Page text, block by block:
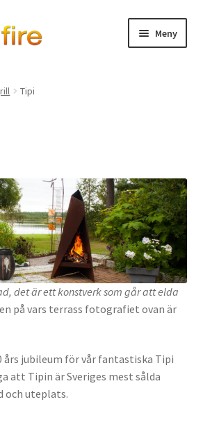
Meny
Tipi
det är ett konstverk som går att elda
på vars terrass fotografiet ovan är
års jubileum för vår fantastiska Tipi
att Tipin är Sveriges mest sålda
och uteplats.